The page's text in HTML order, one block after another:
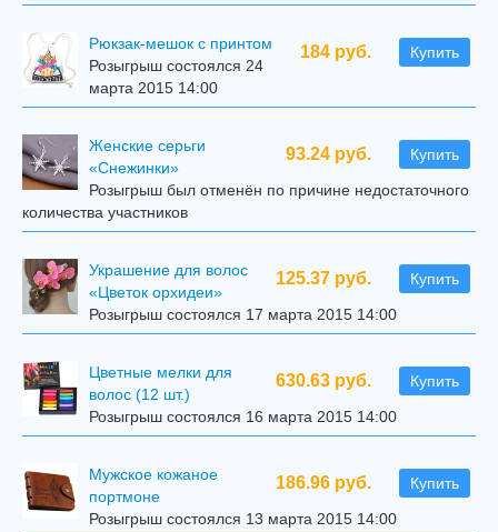
184 руб. Купить
Рюкзак-мешок с принтом
Розыгрыш состоялся 24
марта 2015 14:00
93.24 руб. Купить
Женские серьги
«Снежинки»
Розыгрыш был отменён по причине недостаточного
количества участников
125.37 руб. Купить
Украшение для волос
«Цветок орхидеи»
Розыгрыш состоялся 17 марта 2015 14:00
630.63 руб. Купить
Цветные мелки для
волос (12 шт.)
Розыгрыш состоялся 16 марта 2015 14:00
186.96 руб. Купить
Мужское кожаное
портмоне
Розыгрыш состоялся 13 марта 2015 14:00